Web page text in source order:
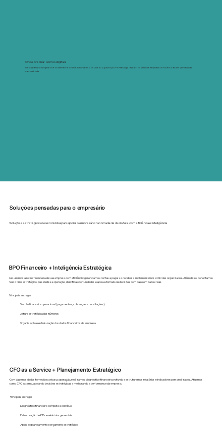
Soluções pensadas para o empresário
Soluções estratégicas desenvolvidas para apoiar o empresário na tomada de decisões, com eficiência e inteligência
BPO Financeiro + Inteligência Estratégica
Assumimos a rotina financeira da sua empresa com eficiência: gerenciamos contas a pagar e a receber e implementamos controles organizados. Além disso, conectamos
nosso time estratégico, que analisa a operação, identifica oportunidades e apoia a tomada de decisões com base em dados reais.
Principais entregas:
Gestão financeira operacional (pagamentos, cobranças e conciliações)
Leitura estratégica dos números
Organização e estruturação dos dados financeiros da empresa
CFO as a Service + Planejamento Estratégico
Com base nos dados fornecidos pela sua operação, realizamos diagnóstico financeiro profundo e estruturamos relatórios e indicadores personalizados. Atuamos
como CFO externo, apoiando decisões estratégicas e melhorando a performance da empresa.
Principais entregas:
Diagnóstico financeiro completo e contínuo
Estruturação de KPIs e relatórios gerenciais
Apoio ao planejamento e orçamento estratégico
Onde precisar, somos digitais
Gestão financeira prática e totalmente online. Reuniões por vídeo, suporte por WhatsApp, relatórios sempre atualizados e acesso fácil às planilhas da
consultoria.